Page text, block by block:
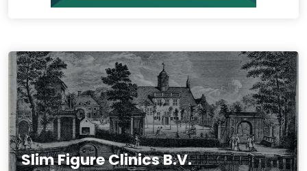
Slim Figure Clinics B.V.